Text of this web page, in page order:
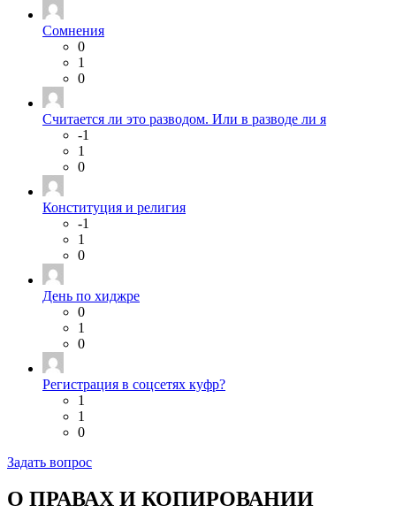
Сомнения
0
1
0
Считается ли это разводом. Или в разводе ли я
-1
1
0
Конституция и религия
-1
1
0
День по хиджре
0
1
0
Регистрация в соцсетях куфр?
1
1
0
Задать вопрос
О ПРАВАХ И КОПИРОВАНИИ